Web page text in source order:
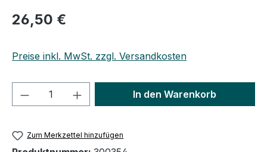
Regulärer Preis:
26,50 €
Preise inkl. MwSt. zzgl. Versandkosten
Produkt Anzahl: Gib denIn den Warenkorb
Zum Merkzettel hinzufügen